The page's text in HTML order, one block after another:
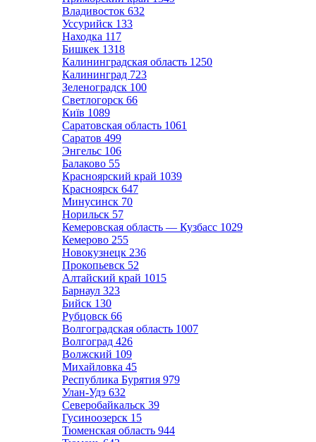
Владивосток 632
Уссурийск 133
Находка 117
Бишкек 1318
Калининградская область 1250
Калининград 723
Зеленоградск 100
Светлогорск 66
Київ 1089
Саратовская область 1061
Саратов 499
Энгельс 106
Балаково 55
Красноярский край 1039
Красноярск 647
Минусинск 70
Норильск 57
Кемеровская область — Кузбасс 1029
Кемерово 255
Новокузнецк 236
Прокопьевск 52
Алтайский край 1015
Барнаул 323
Бийск 130
Рубцовск 66
Волгоградская область 1007
Волгоград 426
Волжский 109
Михайловка 45
Республика Бурятия 979
Улан-Удэ 632
Северобайкальск 39
Гусиноозерск 15
Тюменская область 944